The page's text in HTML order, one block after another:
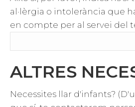
al·lèrgia o intolerància que
en compte per al servei del
ALTRES
Necessites llar d'infants?